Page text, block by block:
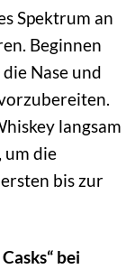
Spektrum an
Beginnen
Nase und
langsam
um die
bis zur
bei